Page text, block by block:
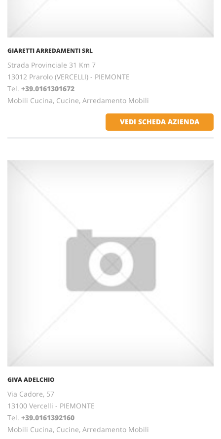
GIARETTI ARREDAMENTI SRL
Strada Provinciale 31 Km 7
13012 Prarolo (VERCELLI) - PIEMONTE
Tel. +39.0161301672
Mobili Cucina, Cucine, Arredamento Mobili
VEDI SCHEDA AZIENDA
GIVA ADELCHIO
Via Cadore, 57
13100 Vercelli - PIEMONTE
Tel. +39.0161392160
Mobili Cucina, Cucine, Arredamento Mobili